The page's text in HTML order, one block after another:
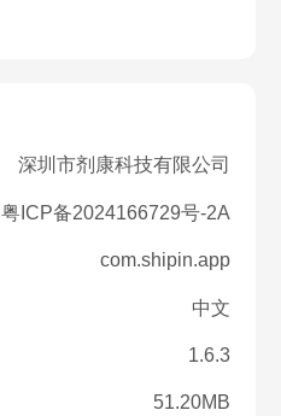
深圳市剂康科技有限公司
粤ICP备2024166729号-2A
com.shipin.app
中文
1.6.3
51.20MB